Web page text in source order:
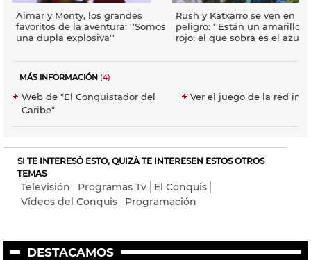
Aimar y Monty, los grandes
favoritos de la aventura: ''Somos
una dupla explosiva''
Rush y Katxarro se ven en
peligro: ''Están un amarillo y
rojo; el que sobra es el azul''
MÁS INFORMACIÓN (4)
Web de "El Conquistador del
Caribe"
Ver el juego de la red
SI TE INTERESÓ ESTO, QUIZÁ TE INTERESEN ESTOS OTROS
TEMAS
Televisión Programas Tv
El Conquis
Vídeos del Conquis
Programación
DESTACAMOS